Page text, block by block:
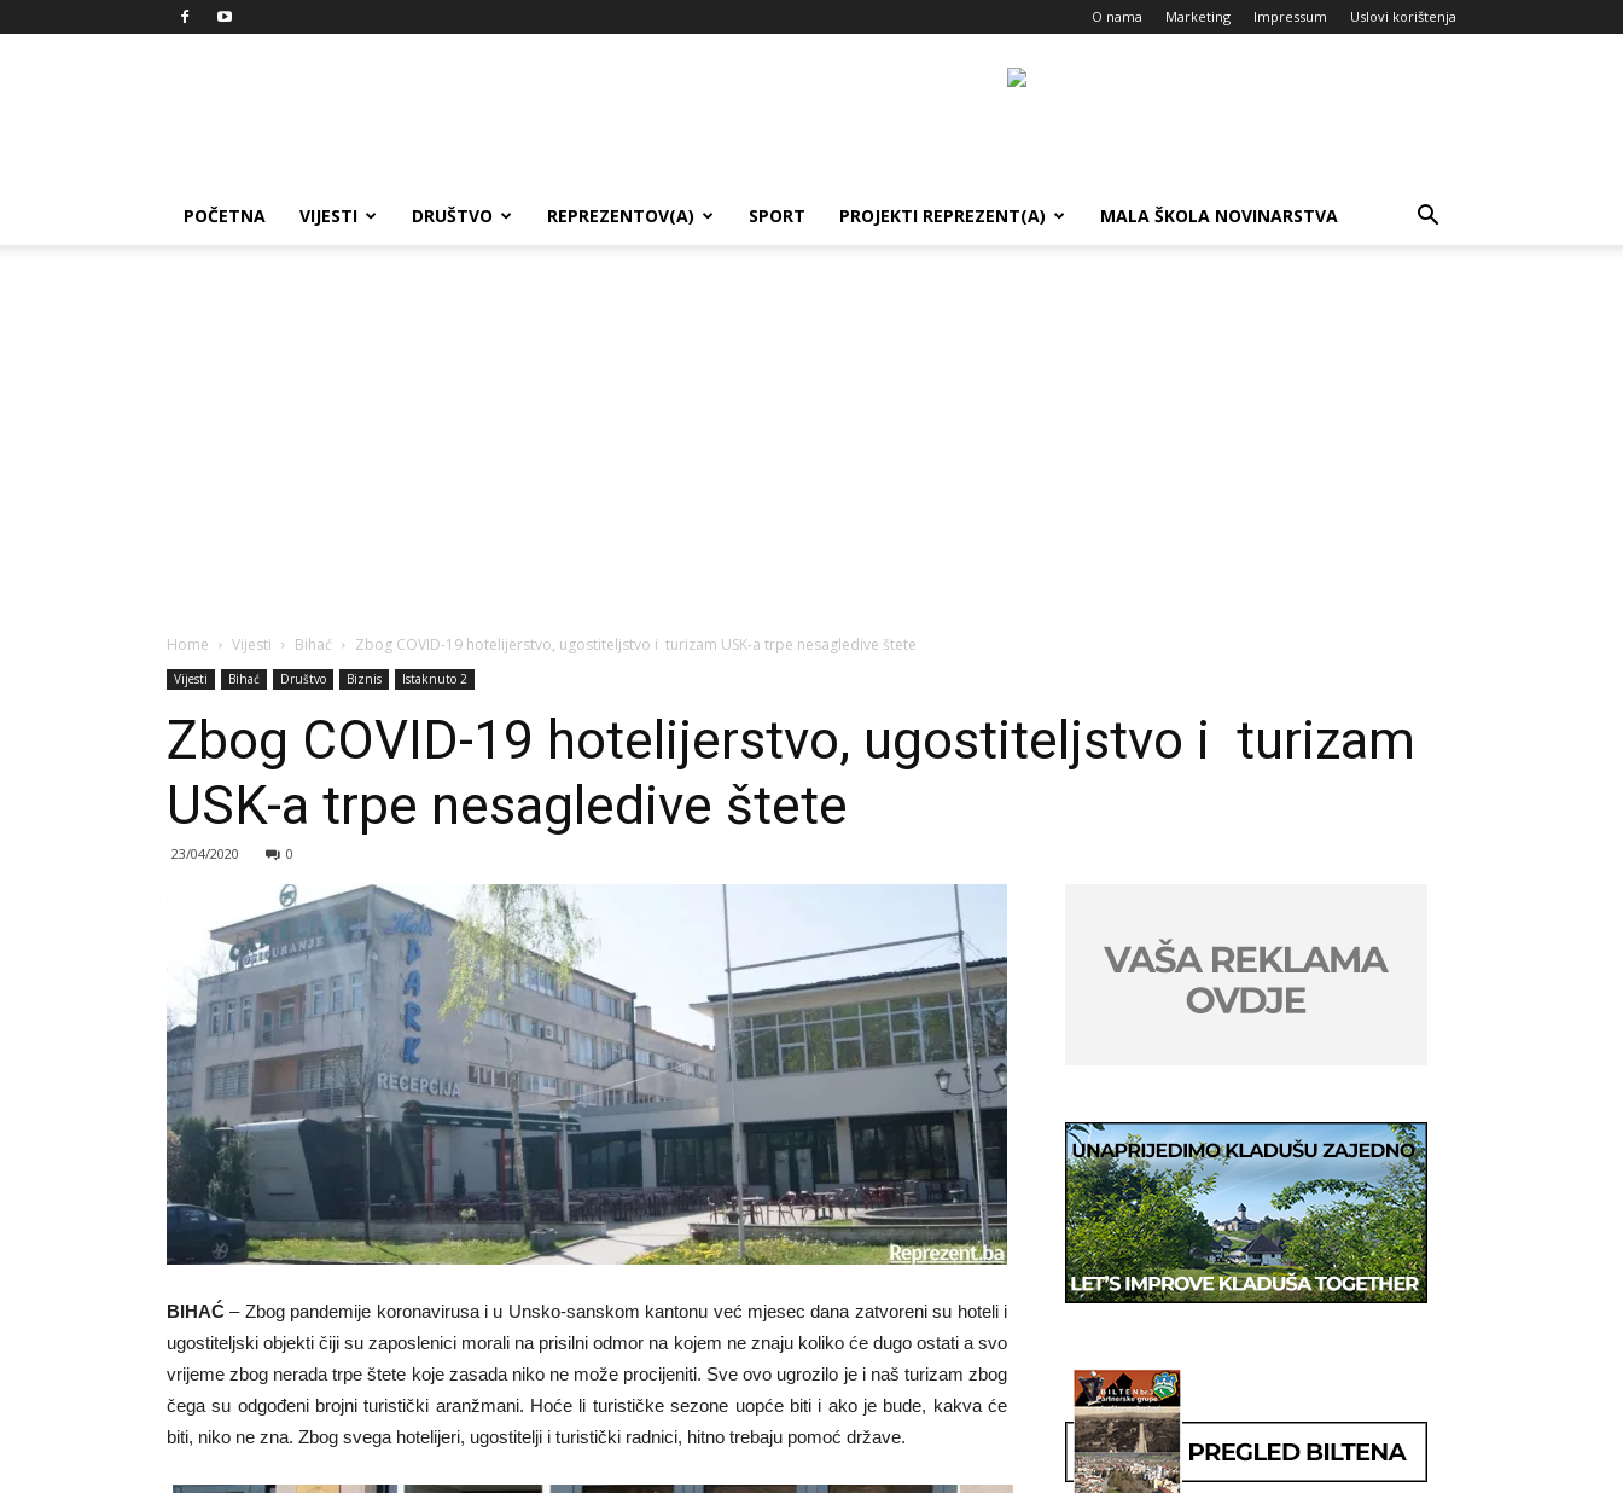
O nama Marketing Impressum Uslovi korištenja
POČETNA VIJESTI DRUŠTVO REPREZENTOV(A) SPORT PROJEKTI REPREZENT(A) MALA ŠKOLA NOVINARSTVA
Home Vijesti Bihać Zbog COVID-19 hotelijerstvo, ugostiteljstvo i turizam USK-a trpe nesagledive štete
Vijesti Bihać Društvo Biznis Istaknuto 2
Zbog COVID-19 hotelijerstvo, ugostiteljstvo i turizam
USK-a trpe nesagledive štete
23/04/2020 0
BIHAĆ – Zbog pandemije koronavirusa i u Unsko-sanskom kantonu već mjesec dana zatvoreni su hoteli i
ugostiteljski objekti čiji su zaposlenici morali na prisilni odmor na kojem ne znaju koliko će dugo ostati a svo
vrijeme zbog nerada trpe štete koje zasada niko ne može procijeniti. Sve ovo ugrozilo je i naš turizam zbog
čega su odgođeni brojni turistički aranžmani. Hoće li turističke sezone uopće biti i ako je bude, kakva će
biti, niko ne zna. Zbog svega hotelijeri, ugostitelji i turistički radnici, hitno trebaju pomoć države.